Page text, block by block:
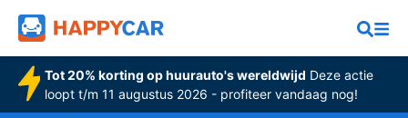
Tot 20% korting op huurauto's wereldwijd Deze actie
loopt t/m 11 augustus 2026 - profiteer vandaag nog!